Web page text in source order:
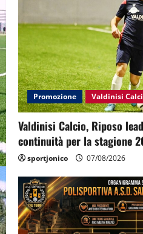
Promozione Valdinisi
Valdinisi Calcio, Riposo
continuità per la stagione
sportjonico 07/08/2026